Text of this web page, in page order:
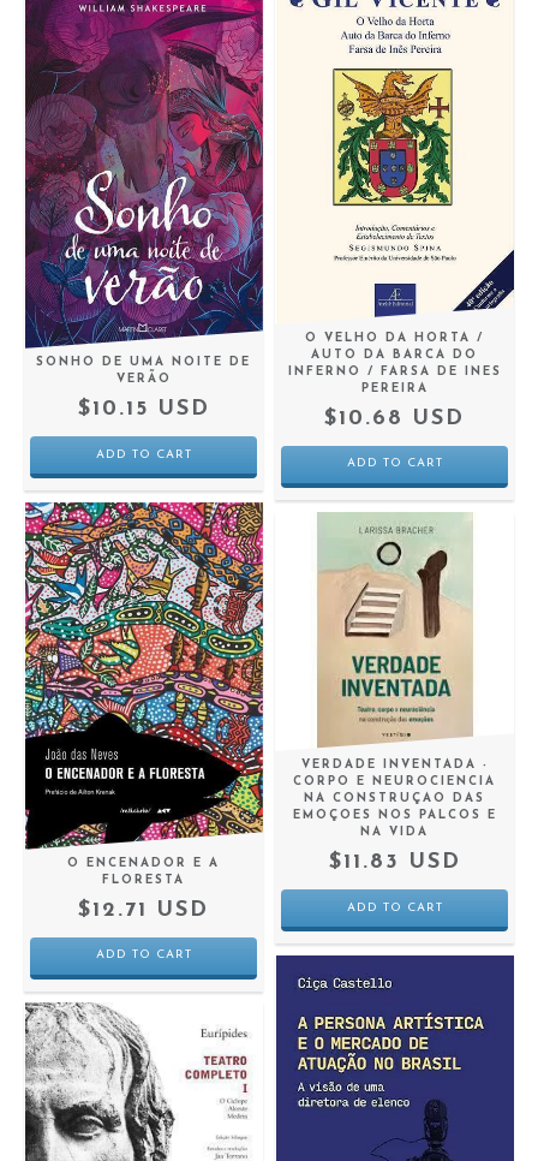
SONHO DE UMA NOITE DE
VERÃO
$10.15 USD
O VELHO DA HORTA /
AUTO DA BARCA DO
INFERNO / FARSA DE INES
PEREIRA
$10.68 USD
O ENCENADOR E A
FLORESTA
$12.71 USD
VERDADE INVENTADA -
CORPO E NEUROCIENCIA
NA CONSTRUÇAO DAS
EMOÇOES NOS PALCOS E
NA VIDA
$11.83 USD